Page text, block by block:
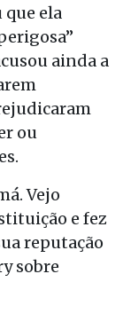
que ela
ainda a
ou
Vejo
e fez
reputação
sobre